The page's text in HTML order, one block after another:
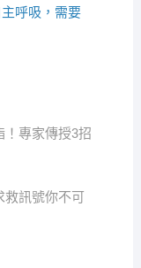
呼吸，需要
！專家傳授3招
救訊號你不可